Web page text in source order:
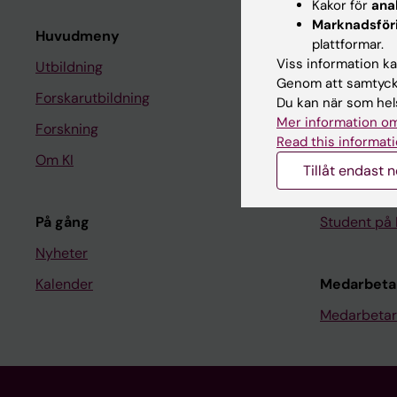
Huvudmeny
Utbildning
Forskarutbildning
Forskning
Om KI
På gång
Nyheter
Kalender
Student
Ladok
Canvas
Schema
Kurs- och
Student på
Kakor för
plattformar.
Viss information
Genom att
Du kan när som
Mer information
Read this
Tillåt endast